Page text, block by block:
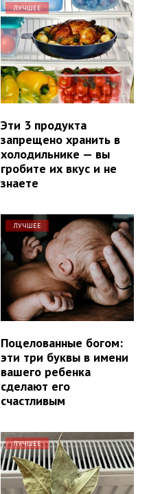
ЛУЧШЕЕ
Эти 3 продукта
запрещено хранить в
холодильнике — вы
гробите их вкус и не
знаете
ЛУЧШЕЕ
Поцелованные богом:
эти три буквы в имени
вашего ребенка
сделают его
счастливым
ЛУЧШЕЕ